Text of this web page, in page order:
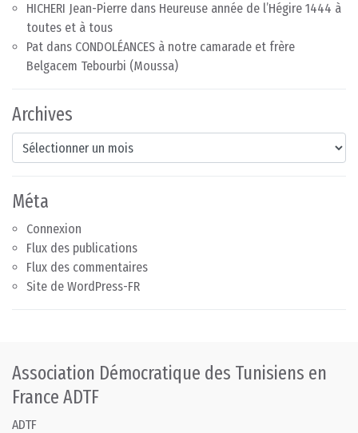
HICHERI Jean-Pierre dans Heureuse année de l’Hégire 1444 à
toutes et à tous
Pat dans CONDOLÉANCES à notre camarade et frère
Belgacem Tebourbi (Moussa)
Archives
Archives
Méta
Connexion
Flux des publications
Flux des commentaires
Site de WordPress-FR
Association Démocratique des Tunisiens en
France ADTF
ADTF